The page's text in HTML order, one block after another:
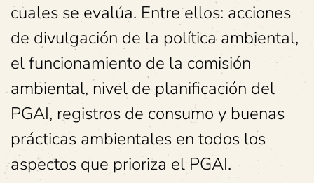
cuales se evalúa. Entre ellos: acciones
de divulgación de la política ambiental,
el funcionamiento de la comisión
ambiental, nivel de planificación del
PGAI, registros de consumo y buenas
prácticas ambientales en todos los
aspectos que prioriza el PGAI.